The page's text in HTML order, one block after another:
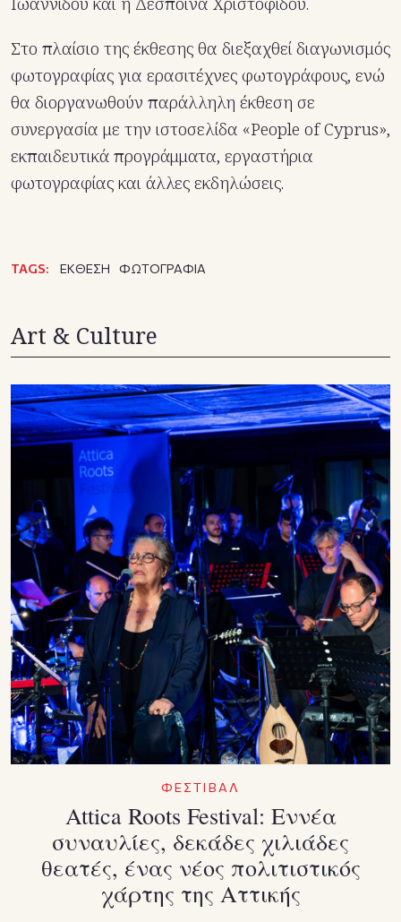
Στο πλαίσιο της έκθεσης θα διεξαχθεί διαγωνισμός
φωτογραφίας για ερασιτέχνες φωτογράφους, ενώ
θα διοργανωθούν παράλληλη έκθεση σε
συνεργασία με την ιστοσελίδα «People of Cyprus»,
εκπαιδευτικά προγράμματα, εργαστήρια
φωτογραφίας και άλλες εκδηλώσεις.
TAGS: ΕΚΘΕΣΗ ΦΩΤΟΓΡΑΦΙΑ
Art & Culture
ΦΕΣΤΙΒΑΛ
Attica Roots Festival: Εννέα
συναυλίες, δεκάδες χιλιάδες
θεατές, ένας νέος πολιτιστικός
χάρτης της Αττικής